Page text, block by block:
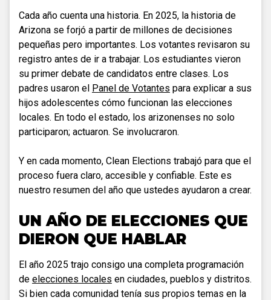
Cada año cuenta una historia. En 2025, la historia de
Arizona se forjó a partir de millones de decisiones
pequeñas pero importantes. Los votantes revisaron su
registro antes de ir a trabajar. Los estudiantes vieron
su primer debate de candidatos entre clases. Los
padres usaron el Panel de Votantes para explicar a sus
hijos adolescentes cómo funcionan las elecciones
locales. En todo el estado, los arizonenses no solo
participaron; actuaron. Se involucraron.
Y en cada momento, Clean Elections trabajó para que el
proceso fuera claro, accesible y confiable. Este es
nuestro resumen del año que ustedes ayudaron a crear.
UN AÑO DE ELECCIONES QUE
DIERON QUE HABLAR
El año 2025 trajo consigo una completa programación
de elecciones locales en ciudades, pueblos y distritos.
Si bien cada comunidad tenía sus propios temas en la